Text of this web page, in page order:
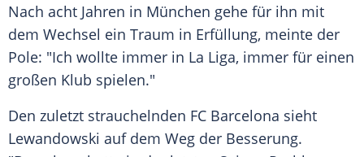
Nach acht Jahren in München gehe für ihn mit
dem Wechsel ein Traum in Erfüllung, meinte der
Pole: "Ich wollte immer in La Liga, immer für einen
großen Klub spielen."
Den zuletzt strauchelnden FC Barcelona sieht
Lewandowski auf dem Weg der Besserung.